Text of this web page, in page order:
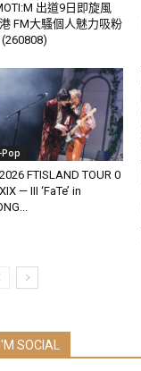
出道9日即旋風
FM大騷個人魅力吸粉
Pop
2026 FTISLAND TOUR 0
— III ‘FaTe’ in
I'M SOCIAL